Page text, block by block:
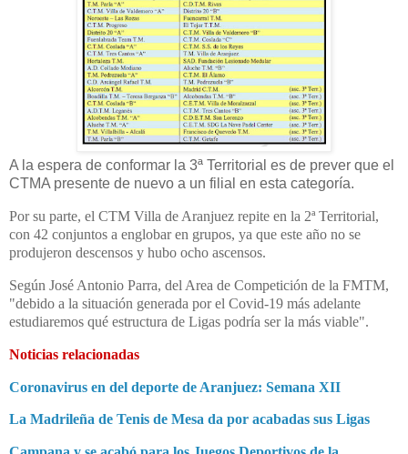
A la espera de conformar la 3ª Territorial es de prever que el
CTMA presente de nuevo a un filial en esta categoría.
Por su parte, el CTM Villa de Aranjuez repite en la 2ª Territorial,
con 42 conjuntos a englobar en grupos, ya que este año no se
produjeron descensos y hubo ocho ascensos.
Según José Antonio Parra, del Area de Competición de la FMTM,
"debido a la situación generada por el Covid-19 más adelante
estudiaremos qué estructura de Ligas podría ser la más viable".
Noticias relacionadas
Coronavirus en del deporte de Aranjuez: Semana XII
La Madrileña de Tenis de Mesa da por acabadas sus Ligas